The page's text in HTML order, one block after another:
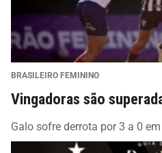
BRASILEIRO FEMININO
Vingadoras são
Galo sofre derrota por 3 a 0